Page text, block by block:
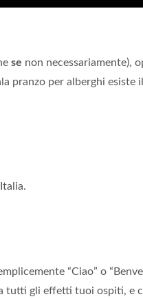
se non necessariamente),
pranzo per alberghi esiste il
“Ciao” o
tutti gli effetti tuoi ospiti, e